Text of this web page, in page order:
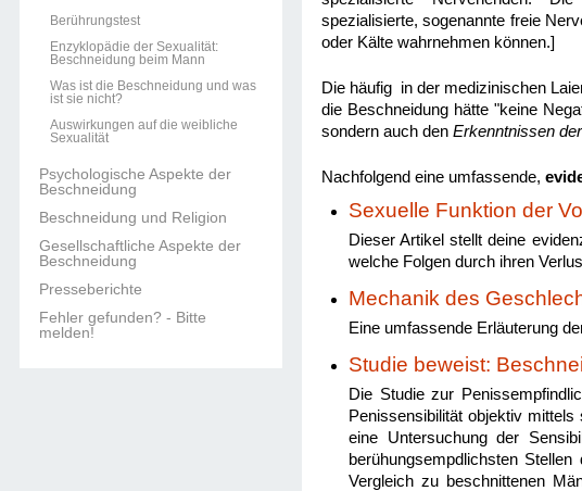
Berührungstest
Enzyklopädie der Sexualität:
Beschneidung beim Mann
Was ist die Beschneidung und was
ist sie nicht?
Auswirkungen auf die weibliche
Sexualität
Psychologische Aspekte der
Beschneidung
Beschneidung und Religion
Gesellschaftliche Aspekte der
Beschneidung
Presseberichte
Fehler gefunden? - Bitte
melden!
spezialisierte, sogenannte freie
oder Kälte wahrnehmen können.]
Die häufig in der medizinischen
die Beschneidung hätte "keine
sondern auch den Erkenntnissen
Nachfolgend eine umfassende,
Sexuelle Funktion der
Dieser Artikel stellt deine
welche Folgen durch ihren
Mechanik des
Eine umfassende Erläuterung
Studie beweist:
Die Studie zur
Penissensibilität objektiv
eine Untersuchung der
berühungsempdlichsten
Vergleich zu beschnittenen